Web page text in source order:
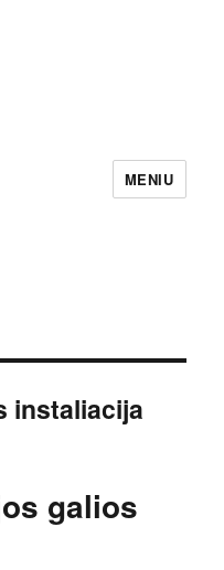
MENIU
instaliacija
galios